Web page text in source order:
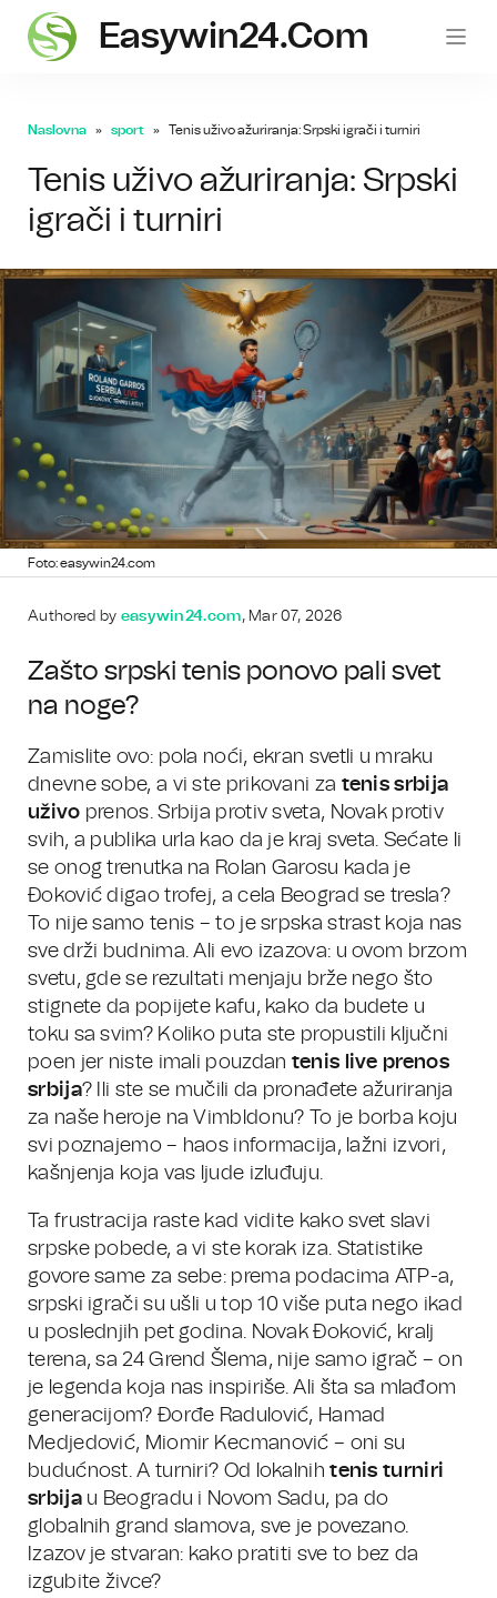
Easywin24.com
Naslovna sport Tenis uživo ažuriranja: Srpski igrači i turniri
Tenis uživo ažuriranja: Srpski
igrači i turniri
Foto: easywin24.com
Authored by easywin24.com, Mar 07, 2026
Zašto srpski tenis ponovo pali svet
na noge?
Zamislite ovo: pola noći, ekran svetli u mraku
dnevne sobe, a vi ste prikovani za tenis srbija
uživo prenos. Srbija protiv sveta, Novak protiv
svih, a publika urla kao da je kraj sveta. Sećate li
se onog trenutka na Rolan Garosu kada je
Đoković digao trofej, a cela Beograd se tresla?
To nije samo tenis – to je srpska strast koja nas
sve drži budnima. Ali evo izazova: u ovom brzom
svetu, gde se rezultati menjaju brže nego što
stignete da popijete kafu, kako da budete u
toku sa svim? Koliko puta ste propustili ključni
poen jer niste imali pouzdan tenis live prenos
srbija? Ili ste se mučili da pronađete ažuriranja
za naše heroje na Vimbldonu? To je borba koju
svi poznajemo – haos informacija, lažni izvori,
kašnjenja koja vas ljude izluđuju.
Ta frustracija raste kad vidite kako svet slavi
srpske pobede, a vi ste korak iza. Statistike
govore same za sebe: prema podacima ATP-a,
srpski igrači su ušli u top 10 više puta nego ikad
u poslednjih pet godina. Novak Đoković, kralj
terena, sa 24 Grend Šlema, nije samo igrač – on
je legenda koja nas inspiriše. Ali šta sa mlađom
generacijom? Đorđe Radulović, Hamad
Medjedović, Miomir Kecmanović – oni su
budućnost. A turniri? Od lokalnihtenis turniri
srbijau Beogradu i Novom Sadu, pa do
globalnih grand slamova, sve je povezano.
Izazov je stvaran: kako pratiti sve to bez da
izgubite živce?